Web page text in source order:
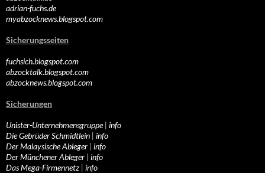
adrian-fuchs.de
myabzocknews.blogspot.com
Sicherungsseiten
fuchsich.blogspot.com
abzocktalk.blogspot.com
abzocknews.blogspot.com
Sicherungen
Unister-Unternehmensgruppe| info
Die Gebrüder Schmidtlein | info
Der Malaysische Ableger | info
Der Münchener Ableger | info
Das Mega-Firmennetz | info